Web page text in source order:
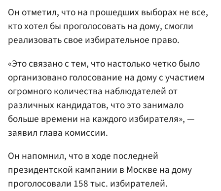
Он отметил, что на прошедших выборах не все,
кто хотел бы проголосовать на дому, смогли
реализовать свое избирательное право.
«Это связано с тем, что настолько четко было
организовано голосование на дому с участием
огромного количества наблюдателей от
различных кандидатов, что это занимало
больше времени на каждого избирателя», —
заявил глава комиссии.
Он напомнил, что в ходе последней
президентской кампании в Москве на дому
проголосовали 158 тыс. избирателей.